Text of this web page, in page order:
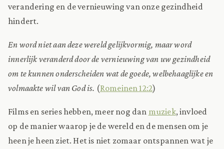
verandering en de vernieuwing van onze gezindheid
hindert.
En word niet aan deze wereld gelijkvormig, maar word
innerlijk veranderd door de vernieuwing van uw gezindheid
om te kunnen onderscheiden wat de goede, welbehaaglijke en
volmaakte wil van God is. (Romeinen 12:2)
Films en series hebben, meer nog dan muziek, invloed
op de manier waarop je de wereld en de mensen om je
heen je heen ziet. Het is niet zomaar ontspannen wat je